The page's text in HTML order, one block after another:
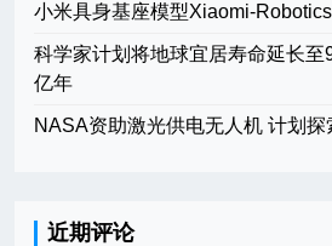
小米具身基座模型Xiaomi-
科学家计划将地球宜居寿命延长至
亿年
NASA资助激光供电无人机 计划探
近期评论